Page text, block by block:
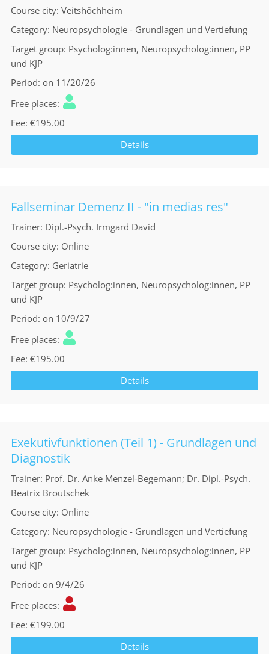
Course city Veitshöchheim
Category Neuropsychologie - Grundlagen und Vertiefung
Target group Psycholog:innen, Neuropsycholog:innen, PP
und KJP
Period on 11/20/26
Free places
Fee €195.00
Details
Fallseminar Demenz II - "in medias res"
Trainer Dipl.-Psych. Irmgard David
Course city Online
Category Geriatrie
Target group Psycholog:innen, Neuropsycholog:innen, PP
und KJP
Period on 10/9/27
Free places
Fee €195.00
Details
Exekutivfunktionen (Teil 1) - Grundlagen und
Diagnostik
Trainer Prof. Dr. Anke Menzel-Begemann; Dr. Dipl.-Psych.
Beatrix Broutschek
Course city Online
Category Neuropsychologie - Grundlagen und Vertiefung
Target group Psycholog:innen, Neuropsycholog:innen, PP
und KJP
Period on 9/4/26
Free places
Fee €199.00
Details